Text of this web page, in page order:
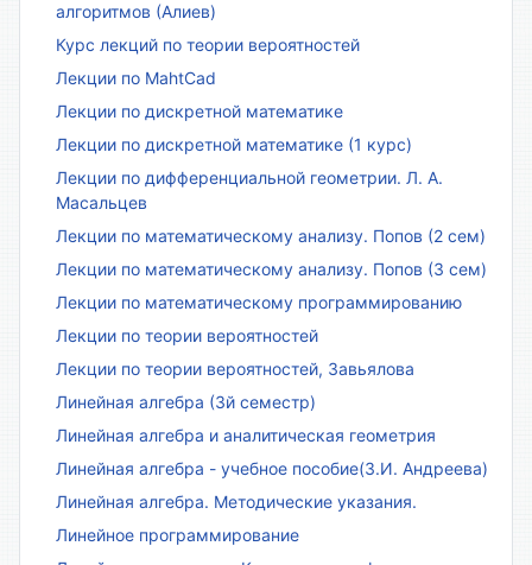
алгоритмов (Алиев)
Курс лекций по теории вероятностей
Лекции по MahtCad
Лекции по дискретной математике
Лекции по дискретной математике (1 курс)
Лекции по дифференциальной геометрии. Л. А.
Масальцев
Лекции по математическому анализу. Попов (2 сем)
Лекции по математическому анализу. Попов (3 сем)
Лекции по математическому программированию
Лекции по теории вероятностей
Лекции по теории вероятностей, Завьялова
Линейная алгебра (3й семестр)
Линейная алгебра и аналитическая геометрия
Линейная алгебра - учебное пособие(З.И. Андреева)
Линейная алгебра. Методические указания.
Линейное программирование